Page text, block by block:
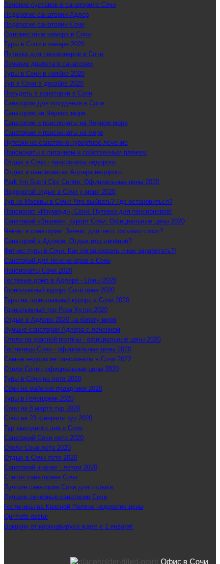
Лечение суставов в санаториях Сочи
Недорогие санатории Адлер
Недорогие санатории Сочи
Одноместные номера в Сочи
Туры в Сочи в январе 2020
Путевки для пенсионеров в Сочи
Лечение диабета в санатории
Туры в Сочи в ноябре 2020
Тур в Сочи в декабре 2020
Похудеть в санатории в Сочи
Санатории для похудения в Сочи
Санатории на Черном море
Санатории и пансионаты на Черном море
Санатории и пансионаты на море
Путевки на санаторно-курортное лечение
Пансионаты с питанием и собственным пляжем
Отдых в Сочи - пансионаты недорого
Отдых в пансионатах Адлера недорого
Park Inn Sochi City Centre: Официальные цены 2020
Недорогой отдых в Сочи у моря 2020
Тур из Москвы в Сочи: Что выбрать? Где остановиться?
Пансионат «Изумруд», Сочи: Путевки для пенсионеров!
Санаторий «Знание», курорт Сочи: Официальные цены 2020
Чек-ап в санатории: Зачем, для чего, сколько стоит?
Санаторий в Адлере: Отдых или лечение?
Фитнес-туры в Сочи: Как организовать и как заработать?!
Санаторий для пенсионеров в Сочи
Пансионаты Сочи 2020
Гостевые дома в Адлере - Цены 2020
Горнолыжный курорт Сочи цена 2020
Туры на горнолыжный курорт в Сочи 2020
Горнолыжный тур Роза Хутор 2020
Отдых в Адлере 2020 на берегу моря
Лучшие санатории Адлера с лечением
Отели на красной поляны - официальные цены 2020
Гостиницы Сочи - официальные цены 2020
Самые недорогие пансионаты в Сочи 2022
Отели Сочи - официальные цены 2020
Туры в Сочи на лето 2020
Сочи на майские праздники 2020
Туры в Геленджик 2020
Сочи на 8 марта тур 2020
Сочи на 23 февраля тур 2020
Тур выходного дня в Сочи
Санаторий Сочи лето 2020
Отели Сочи лето 2020
Отдых в Сочи лето 2020
Санаторий знание - летом 2020
Список санаториев Сочи
Лучшие санатории Сочи для отдыха
Лучшие лечебные санатории Сочи
Гостиницы на Красной Поляне недорогие цены
Qurmetti dostar
Вакцину от коронавируса ждем с 1 января!
Офис в Сочи